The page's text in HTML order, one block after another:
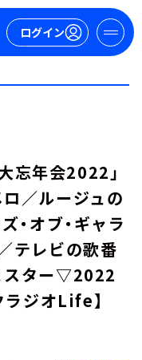
ログイン
忘年会2022」
／ルージュの
・オブ・ギャラ
テレビの歌番
スター▽2022
ジオLife】